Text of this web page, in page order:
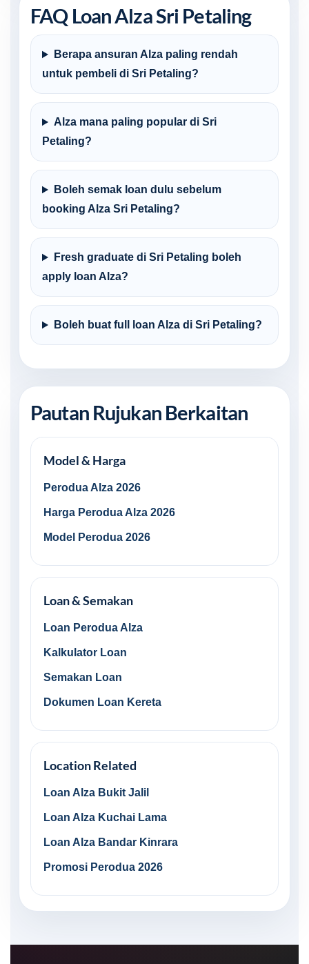
FAQ Loan Alza Sri Petaling
Berapa ansuran Alza paling rendah
untuk pembeli di Sri Petaling?
Alza mana paling popular di Sri
Petaling?
Boleh semak loan dulu sebelum
booking Alza Sri Petaling?
Fresh graduate di Sri Petaling boleh
apply loan Alza?
Boleh buat full loan Alza di Sri Petaling?
Pautan Rujukan Berkaitan
Model & Harga
Perodua Alza 2026
Harga Perodua Alza 2026
Model Perodua 2026
Loan & Semakan
Loan Perodua Alza
Kalkulator Loan
Semakan Loan
Dokumen Loan Kereta
Location Related
Loan Alza Bukit Jalil
Loan Alza Kuchai Lama
Loan Alza Bandar Kinrara
Promosi Perodua 2026